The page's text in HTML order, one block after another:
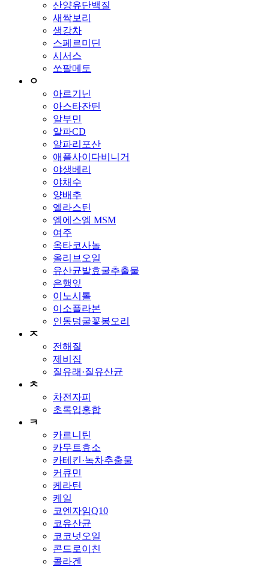
산양유단백질
새싹보리
생강차
스페르미딘
시서스
쏘팔메토
ㅇ
아르기닌
아스타잔틴
알부민
알파CD
알파리포산
애플사이다비니거
야생베리
야채수
양배추
엘라스틴
엠에스엠 MSM
여주
옥타코사놀
올리브오일
유산균발효굴추출물
은행잎
이노시톨
이소플라본
인동덩굴꽃봉오리
ㅈ
전해질
제비집
질유래·질유산균
ㅊ
차전자피
초록입홍합
ㅋ
카르니틴
카무트효소
카테킨·녹차추출물
커큐민
케라틴
케일
코엔자임Q10
코유산균
코코넛오일
콘드로이친
콜라겐